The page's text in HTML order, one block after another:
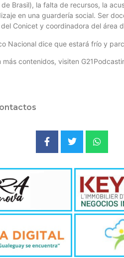
Brasil), la falta de recursos, la
en una guardería social. Ser
Conicet y coordinadora del área
Nacional dice que estará frío y
contenidos, visiten